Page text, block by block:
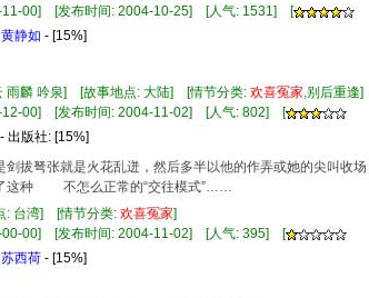
11-00] [发布时间: 2004-10-25] [人气: 1531] [
黄静如 - [15%]
雨麟 吟泉] [故事地点: 大陆] [情节分类: 欢喜冤家,别后重逢]
12-00] [发布时间: 2004-11-02] [人气: 802] [
- 出版社: [15%]
弩张就是火花乱迸，然后多半以他的作弄或她的尖叫
这种 不怎么正常的“交往模式”……
: 台湾] [情节分类: 欢喜冤家]
00-00] [发布时间: 2004-11-02] [人气: 395] [
苏西荷 - [15%]